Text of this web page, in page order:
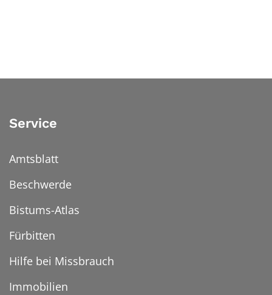
Service
Amtsblatt
Beschwerde
Bistums-Atlas
Fürbitten
Hilfe bei Missbrauch
Immobilien